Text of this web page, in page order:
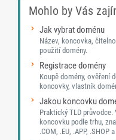
Mohlo by Vás
Jak vybrat doménu
Název, koncovka,
použití domény.
Registrace domény
Koupě domény, ověření
koncovky, vlastník
Jakou koncovku
Praktický TLD
koncovku podle trhu,
.COM, .EU, .APP, .SHOP